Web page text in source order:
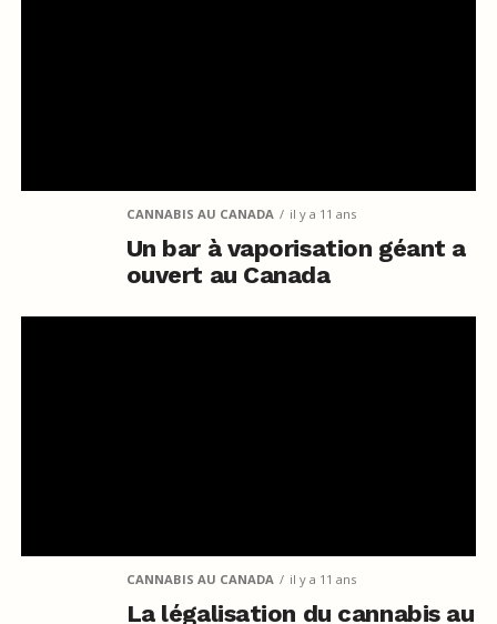
CANNABIS AU CANADA il y a 11 ans
Un bar à vaporisation géant a
ouvert au Canada
CANNABIS AU CANADA il y a 11 ans
La légalisation du cannabis au